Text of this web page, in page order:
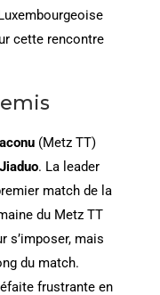
cette rencontre
(Metz TT)
. La leader
match de la
du Metz TT
s’imposer, mais
du match.
frustrante en